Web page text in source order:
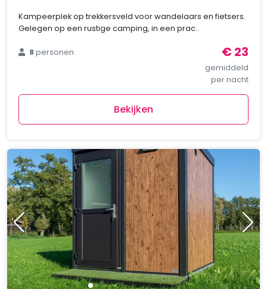
Kampeerplek op trekkersveld voor wandelaars en fietsers.
Gelegen op een rustige camping, in een prac..
8personen € 23
gemiddeld
per nacht
Bekijken